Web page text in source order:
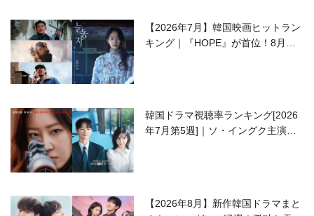
【2026年7月】韓国映画ヒットラン
キング｜『HOPE』が首位！8月公
韓国ドラマ視聴率ランキング[2026
年7月第5週]｜ソ・イングク主演の
【2026年8月】新作韓国ドラマまと